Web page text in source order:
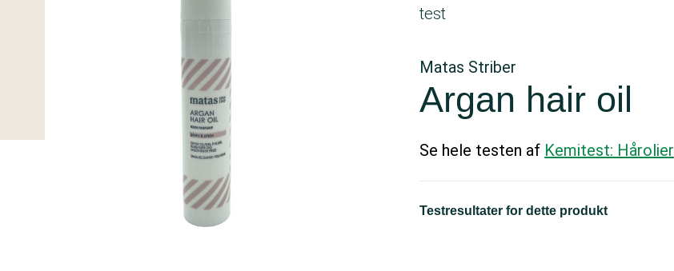
Matas Striber
Argan hair oil
Se hele testen af Kemitest: Hårolier
Testresultater for dette produkt